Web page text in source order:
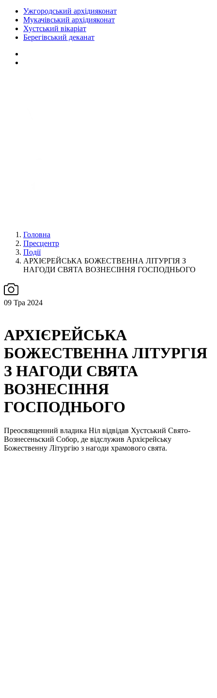
Ужгородський архідияконат
Мукачівський архідияконат
Хустський вікаріат
Берегівський деканат
Головна
Пресцентр
Події
АРХІЄРЕЙСЬКА БОЖЕСТВЕННА ЛІТУРГІЯ З
НАГОДИ СВЯТА ВОЗНЕСІННЯ ГОСПОДНЬОГО
09 Тра 2024
АРХІЄРЕЙСЬКА
БОЖЕСТВЕННА ЛІТУРГІЯ
З НАГОДИ СВЯТА
ВОЗНЕСІННЯ
ГОСПОДНЬОГО
Преосвященний владика Ніл відвідав Хустський Свято-
Вознесеньский Собор, де відслужив Архієрейську
Божественну Літургію з нагоди храмового свята.